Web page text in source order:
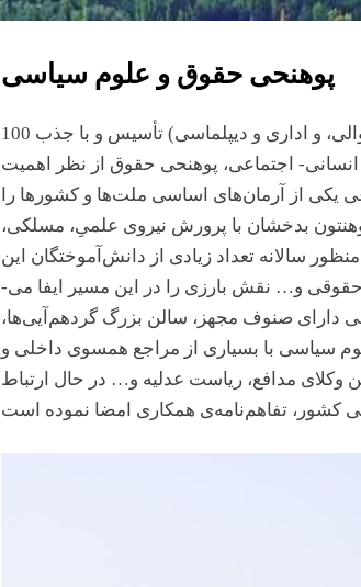
sub-
دانشگاه بدخشان تدویر
پوهنحی حقوق و علوم سیاسی
پوهنحی­ حقوق و علوم سیاسی پوهنتون بدخشان در سال 1393 همزمان با دو دیپارتمنت ( قضا و سارنوالی، و اداری و دیپلماسی) تأسیس و با جذب 100
علوم انسانی- اجتماعی، پوهنحی­ حقوق از نظر اهمیت
یکی از آرمان‌های اساسی ملت­‌ها و کشورها را
بدخشان با پرورش نیروی علمیِ، مسلکی،
سالانه تعداد زیادی از دانش‌­آموختگان این
پوهنحی با استخدام در ادارات عدلی و قضایی، در بخش­‌های قضاوت، سارنوالی، وکالت دفاع، مشاور حقوقی و… نقش بارزی را در این مسیر ایفا می‌­
دارای صنوف مجهز، سالن بزرگ گردهم‌­آیی­‌ها،
سیاسی با بسیاری از مراجع همسوی داخلی و
مدافع، ریاست عدلیه و… در حال ارتباط